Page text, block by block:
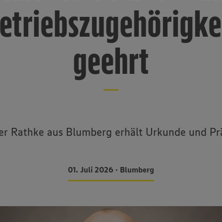
geehrt
Rathke aus Blumberg erhält Urkunde und
01. Juli 2026 • Blumberg